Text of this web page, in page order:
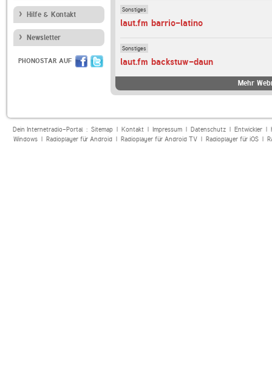
Hilfe & Kontakt
Newsletter
PHONOSTAR AUF
Sonstiges
laut.fm barrio-latino
Sonstiges
laut.fm backstuw-daun
Mehr
Dein Internetradio-Portal : Sitemap| Kontakt| Impressum| Datenschutz| Entwickler|
Windows| Radioplayer für Android| Radioplayer für Android TV| Radioplayer für iOS|